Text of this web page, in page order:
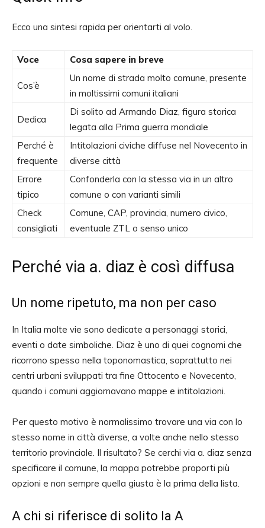
Ecco una sintesi rapida per orientarti al volo.
Voce Cosa sapere in breve
Cos’è
Un nome di strada molto comune, presente
in moltissimi comuni italiani
Dedica
Di solito ad Armando Diaz, figura storica
legata alla Prima guerra mondiale
Perché è
frequente
Intitolazioni civiche diffuse nel Novecento in
diverse città
Errore
tipico
Confonderla con la stessa via in un altro
comune o con varianti simili
Check
consigliati
Comune, CAP, provincia, numero civico,
eventuale ZTL o senso unico
Perché via a. diaz è così diffusa
Un nome ripetuto, ma non per caso
In Italia molte vie sono dedicate a personaggi storici,
eventi o date simboliche. Diaz è uno di quei cognomi che
ricorrono spesso nella toponomastica, soprattutto nei
centri urbani sviluppati tra fine Ottocento e Novecento,
quando i comuni aggiornavano mappe e intitolazioni.
Per questo motivo è normalissimo trovare una via con lo
stesso nome in città diverse, a volte anche nello stesso
territorio provinciale. Il risultato? Se cerchi via a. diaz senza
specificare il comune, la mappa potrebbe proporti più
opzioni e non sempre quella giusta è la prima della lista.
A chi si riferisce di solito la A